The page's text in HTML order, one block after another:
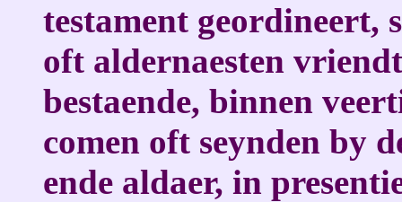
testament geordineert,
oft aldernaesten
bestaende, binnen
comen oft seynden by
ende aldaer, in